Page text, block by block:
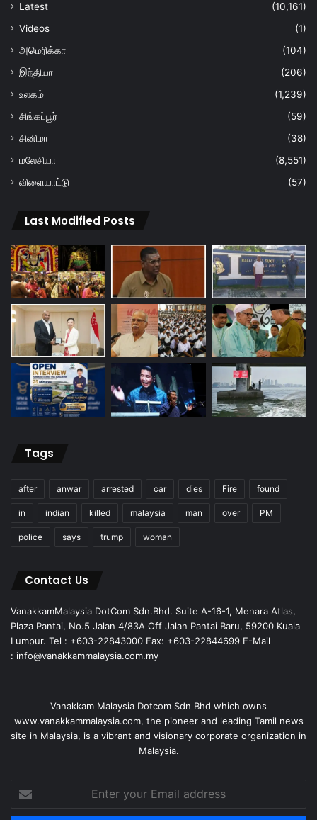
Latest
(10,161)
Videos
(1)
அமெரிக்கா
(104)
இந்தியா
(206)
உலகம்
(1,239)
சிங்கப்பூர்
(59)
சினிமா
(38)
மலேசியா
(8,551)
விளையாட்டு
(57)
Last Modified Posts
Tags
after anwar arrested car dies Fire found
in indian killed malaysia man over PM
police says trump woman
Contact Us
VanakkamMalaysia DotCom Sdn.Bhd. Suite A-16-1, Menara Atlas,
Plaza Pantai, No.5 Jalan 4/83A Off Jalan Pantai Baru, 59200 Kuala
Lumpur. Tel : +603-22843000 Fax: +603-22844699 E-Mail
: info@vanakkammalaysia.com.my
Vanakkam Malaysia Dotcom Sdn Bhd which owns
www.vanakkammalaysia.com, the pioneer and leading Tamil news
site in Malaysia, is a vibrant and visionary corporate organization in
Malaysia.
your
Email